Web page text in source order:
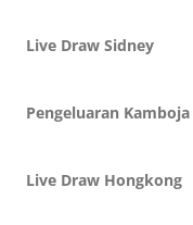
Live Draw Sidney
Pengeluaran Kamboja
Live Draw Hongkong